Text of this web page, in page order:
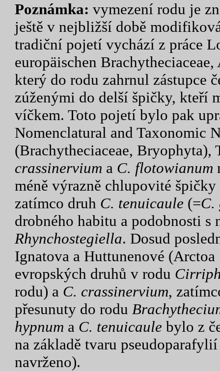
Poznámka: vymezení rodu je
ještě v nejbližší době
tradiční pojetí vychází z práce
europäischen
který do rodu zahrnul zástupce
zúženými do delší špičky, kteří
víčkem. Toto pojetí bylo pak
Nomenclatural and Taxonomic
(Brachytheciaceae,
crassinervium a C. flotowianum
méně výrazně chlupovité
zatímco druh C. tenuicaule (=C.
drobného habitu a podobnosti
Rhynchostegiella. Dosud
Ignatova a Huttunenové
evropských druhů v rodu
rodu) a C. crassinervium,
přesunuty do rodu
hypnum a C. tenuicaule bylo z
na základě tvaru
navrženo).